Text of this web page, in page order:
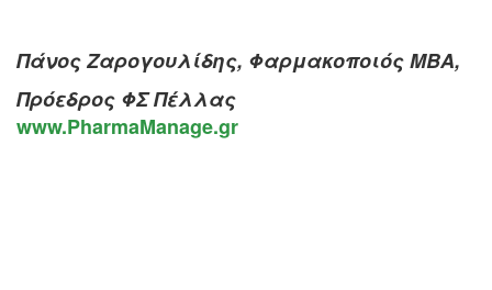
Πάνος Ζαρογουλίδης, Φαρμακοποιός ΜΒΑ,
Πρόεδρος ΦΣ Πέλλας
www.PharmaManage.gr